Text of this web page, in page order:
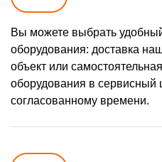
Вы можете выбрать
оборудования: доставка
объект или
оборудования в сервисный
согласованному времени.